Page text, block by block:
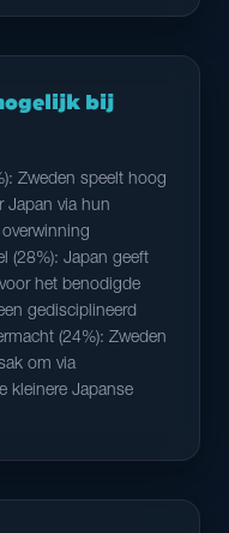
bij
Zweden speelt hoog
Japan via hun
(28%): Japan geeft
het benodigde
gedisciplineerd
(24%): Zweden
om via
kleinere Japanse